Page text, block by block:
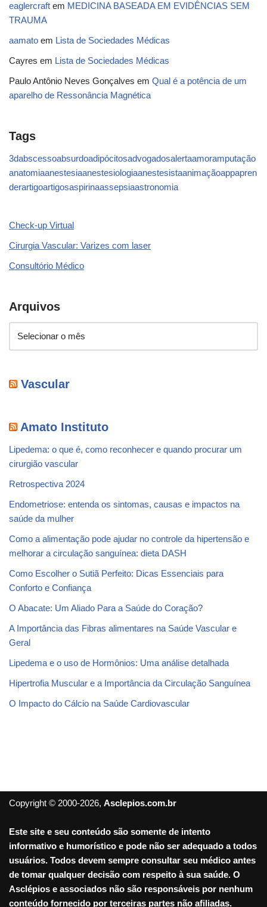
eaglercraft em MEDICINA BASEADA EM EVIDÊNCIAS SEM
TRAUMA
aamato em Lista de Sociedades Médicas
Cayres em Lista de Sociedades Médicas
Paulo Antônio Neves Gonçalves em Qual é a potência de um
aparelho de Ressonância Magnética
Tags
3dabscessoabsurdoadipócitosadvogadosalertaamoramputação
anatomiaanestesiaanestesiologiaanestesistaanimaçãoappapren
derartigoartigosaspirinaassepsiaastronomia
Check-up Virtual
Cirurgia Vascular: Varizes com laser
Consultório Médico
Arquivos
Vascular
Amato Instituto
Lipedema: o que é, como reconhecer e quando procurar um
cirurgião vascular
Retrospectiva 2024
Endometriose: entenda os sintomas, causas e impactos na
saúde da mulher
Como a alimentação pode ajudar no controle da hipertensão e
melhorar a circulação sanguínea: dieta DASH
Como Escolher o Sutiã Perfeito: Dicas Essenciais para
Conforto e Confiança
O Abacate: Um Aliado Para a Saúde do Coração?
A Importância das Fibras alimentares na Saúde Vascular e
Geral
Lipedema e o uso de Hormônios: Uma análise detalhada
Hipertrofia Muscular e a Importância da Circulação Sanguínea
O Impacto do Cálcio na Saúde Cardiovascular
Copyright © 2000-2026, Asclepios.com.br
Este site e seu conteúdo são somente de intento
informativo e humorístico e pode não ser adequado a todos
usuários. Todos devem sempre consultar seu médico antes
de tomar qualquer decisão com respeito à sua saúde. O
Asclépios e associados não são responsáveis por nenhum
conteúdo fornecido por terceiras partes não afiliadas.